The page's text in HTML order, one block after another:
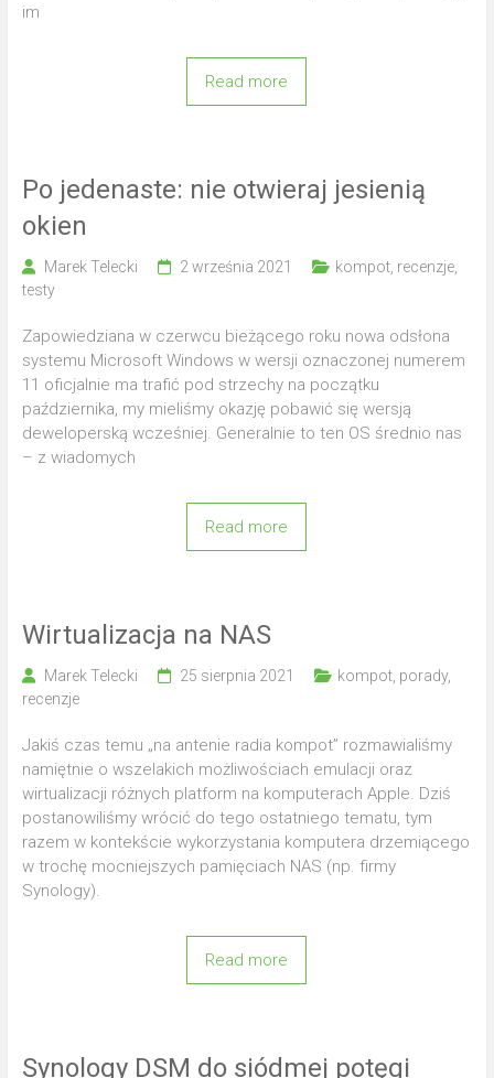
im
Read more
Po jedenaste: nie otwieraj jesienią
okien
Marek Telecki 2 września 2021 kompot, recenzje,
testy
Zapowiedziana w czerwcu bieżącego roku nowa odsłona
systemu Microsoft Windows w wersji oznaczonej numerem
11 oficjalnie ma trafić pod strzechy na początku
października, my mieliśmy okazję pobawić się wersją
deweloperską wcześniej. Generalnie to ten OS średnio nas
– z wiadomych
Read more
Wirtualizacja na NAS
Marek Telecki 25 sierpnia 2021 kompot, porady,
recenzje
Jakiś czas temu „na antenie radia kompot” rozmawialiśmy
namiętnie o wszelakich możliwościach emulacji oraz
wirtualizacji różnych platform na komputerach Apple. Dziś
postanowiliśmy wrócić do tego ostatniego tematu, tym
razem w kontekście wykorzystania komputera drzemiącego
w trochę mocniejszych pamięciach NAS (np. firmy
Synology).
Read more
Synology DSM do siódmej potęgi